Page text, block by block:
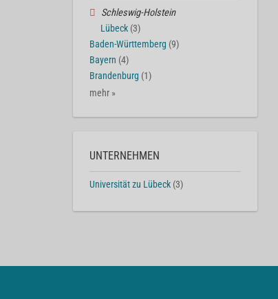
Schleswig-Holstein
Lübeck (3)
Baden-Württemberg (9)
Bayern (4)
Brandenburg (1)
mehr »
UNTERNEHMEN
Universität zu Lübeck (3)